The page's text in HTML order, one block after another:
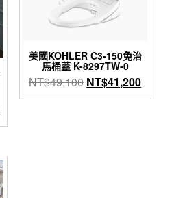
：
。
美國KOHLER C3-150免治
馬桶蓋 K-8297TW-0
NT$49,100 原
始
NT$41,200目
前